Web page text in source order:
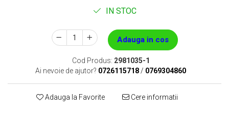
IN STOC
Adauga in cos
Cod Produs: 2981035-1
Ai nevoie de ajutor? 0726115718 / 0769304860
Adauga la Favorite Cere informatii